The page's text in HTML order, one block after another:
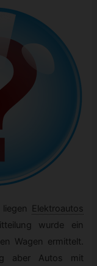
Elektroautos
wurde ein
Wagen ermittelt.
aber Autos mit